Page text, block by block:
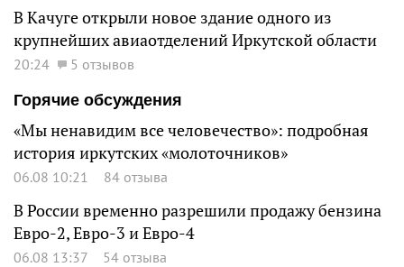
В Качуге открыли новое здание одного из
крупнейших авиаотделений Иркутской области
20:24
5 отзывов
Горячие обсуждения
«Мы ненавидим все человечество»: подробная
история иркутских «молоточников»
06.08 10:21 84 отзыва
В России временно разрешили продажу бензина
Евро-2, Евро-3 и Евро-4
06.08 13:37 54 отзыва